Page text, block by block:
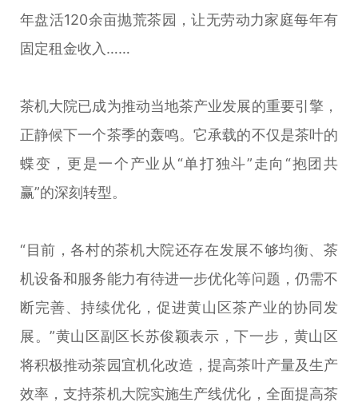
年盘活120余亩抛荒茶园，让无劳动力家庭每年有
固定租金收入……
茶机大院已成为推动当地茶产业发展的重要引擎，
正静候下一个茶季的轰鸣。它承载的不仅是茶叶的
蝶变，更是一个产业从“单打独斗”走向“抱团共
赢”的深刻转型。
“目前，各村的茶机大院还存在发展不够均衡、茶
机设备和服务能力有待进一步优化等问题，仍需不
断完善、持续优化，促进黄山区茶产业的协同发
展。”黄山区副区长苏俊颖表示，下一步，黄山区
将积极推动茶园宜机化改造，提高茶叶产量及生产
效率，支持茶机大院实施生产线优化，全面提高茶